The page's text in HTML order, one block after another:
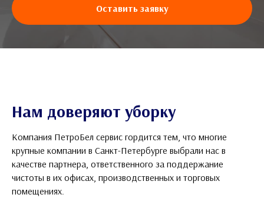
Оставить заявку
Нам доверяют уборку
Компания ПетроБел сервис гордится тем, что многие
крупные компании в Санкт-Петербурге выбрали нас в
качестве партнера, ответственного за поддержание
чистоты в их офисах, производственных и торговых
помещениях.